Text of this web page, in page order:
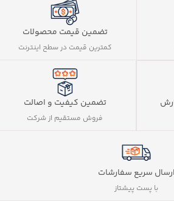
تضمین قیمت محصولات
کمترین قیمت در سطح اینترنت
تضمین کیفیت و اصالت
فروش مستقیم از شرکت
ارسال سریع سفارشات
با پست پیشتاز